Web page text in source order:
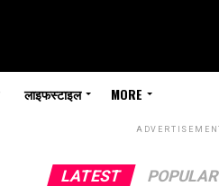
लाइफस्टाइल MORE
LATEST POPULAR